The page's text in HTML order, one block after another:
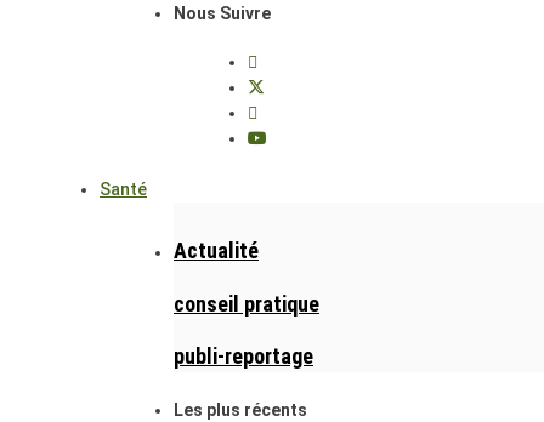
Nous Suivre
Santé
Actualité
conseil pratique
publi-reportage
Les plus récents